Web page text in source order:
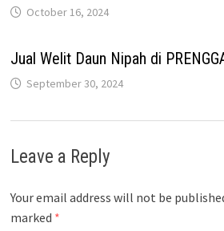
October 16, 2024
Jual Welit Daun Nipah di
September 30, 2024
Leave a Reply
Your email address will not be
marked *